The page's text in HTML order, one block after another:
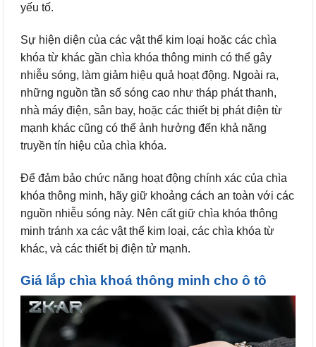
yếu tố.
Sự hiện diện của các vật thể kim loại hoặc các chìa
khóa từ khác gần chìa khóa thông minh có thể gây
nhiễu sóng, làm giảm hiệu quả hoạt động. Ngoài ra,
những nguồn tần số sóng cao như tháp phát thanh,
nhà máy điện, sân bay, hoặc các thiết bị phát điện từ
mạnh khác cũng có thể ảnh hưởng đến khả năng
truyền tín hiệu của chìa khóa.
Để đảm bảo chức năng hoạt động chính xác của chìa
khóa thông minh, hãy giữ khoảng cách an toàn với các
nguồn nhiễu sóng này. Nên cất giữ chìa khóa thông
minh tránh xa các vật thể kim loại, các chìa khóa từ
khác, và các thiết bị điện tử mạnh.
Giá lắp chìa khoá thông minh cho ô tô